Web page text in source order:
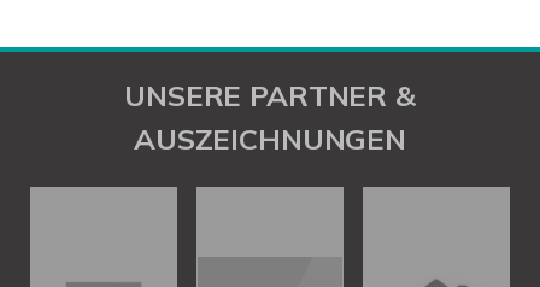
UNSERE PARTNER &
AUSZEICHNUNGEN